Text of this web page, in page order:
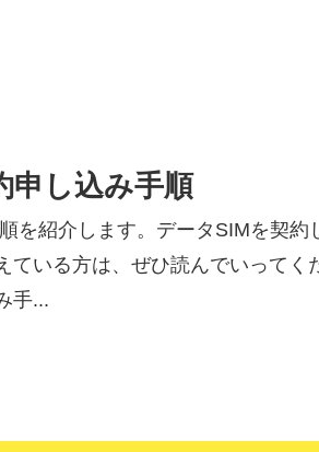
申し込み手順
を紹介します。データSIMを契約
いる方は、ぜひ読んでいってく
手...